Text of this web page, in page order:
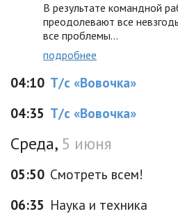
В результате командной
преодолевают все
все проблемы…
подробнее
04:10 Т/с «Вовочка»
04:35 Т/с «Вовочка»
Среда, 5 июня
05:50 Смотреть всем!
06:35 Наука и техника